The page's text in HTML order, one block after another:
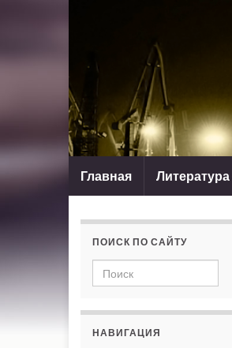
Главная Литература
ПОИСК ПО САЙТУ
Search for:
НАВИГАЦИЯ